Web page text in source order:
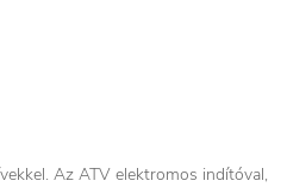
Az ATV elektromos indítóval,